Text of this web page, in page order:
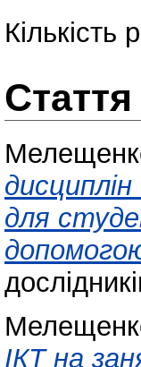
Кількість
Стаття
для
ІКТ на